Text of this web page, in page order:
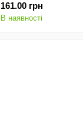
161.00 грн
В наявності